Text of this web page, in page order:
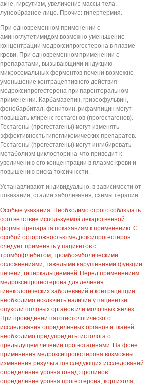
акне, гирсутизм, увеличение массы тела,
лунообразное лицо. Прочие: гипертермия.
При одновременном применении с
аминоглутетимидом возможно уменьшение
концентрации медроксипрогестерона в плазме
крови. При одновременном применении с
препаратами, вызывающими индукцию
микросомальных ферментов печени возможно
уменьшение контрацептивного действия
медроксипрогестерона при парентеральном
применении. Карбамазепин, гризеофульвин,
фенобарбитал, фенитоин, рифампицин могут
повышать клиренс гестагенов (прогестагенов).
Гестагены (прогестагены) могут изменять
эффективность гипогликемических препаратов.
Гестагены (прогестагены) могут ингибировать
метаболизм циклоспорина, что приводит к
увеличению его концентрации в плазме крови и
повышению риска токсичности.
Устанавливают индивидуально, в зависимости от
показаний, стадии заболевания, схемы терапии.
Особые указания: Необходимо строго соблюдать
соответствие используемой лекарственной
формы препарата показаниям к применению. С
особой осторожностью медроксипрогестерон
следует применять у пациентов с
тромбофлебитом, тромбоэмболическими
осложнениями, тяжелыми нарушениями функции
печени, гиперкальциемией. Перед применением
медроксипрогестерона для лечения
гинекологических заболеваний и контрацепции
необходимо исключить наличие у пациентки
опухоли половых органов или молочных желез.
При проведении патогистологического
исследования определенных органов и тканей
необходимо предупредить гистолога о
предыдущем лечении прогестагенами. На фоне
применения медроксипрогестерона возможны
изменения результатов следующих исследований:
определение уровня гонадотропинов
определение уровня прогестерона, кортизола,